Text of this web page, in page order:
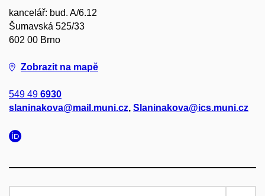
kancelář: bud. A/6.12
Šumavská 525/33
602 00 Brno
Zobrazit na mapě
549 49 6930
slaninakova@mail.muni.cz, Slaninakova@ics.muni.cz